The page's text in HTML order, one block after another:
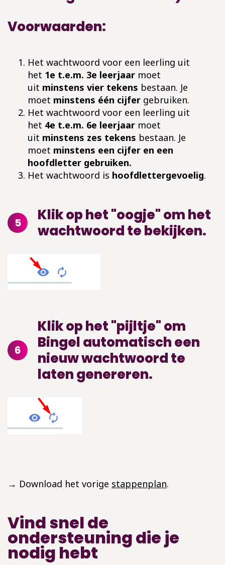
Voorwaarden:
Het wachtwoord voor een leerling uit
het 1e t.e.m. 3e leerjaar moet
uit minstens vier tekens bestaan. Je
moet minstens één cijfer gebruiken.
Het wachtwoord voor een leerling uit
het 4e t.e.m. 6e leerjaar moet
uit minstens zes tekens bestaan. Je
moet minstens een cijfer en een
hoofdletter gebruiken.
Het wachtwoord is hoofdlettergevoelig.
5
Klik op het "oogje" om het
wachtwoord te bekijken.
6
Klik op het "pijltje" om
Bingel automatisch een
nieuw wachtwoord te
laten genereren.
→ Download het vorige stappenplan.
Vind snel de
ondersteuning die je
nodig hebt